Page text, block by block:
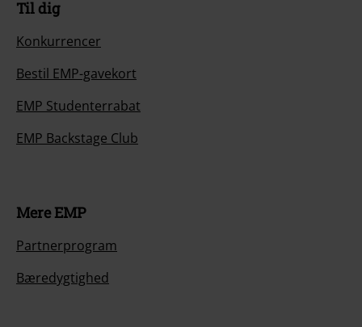
Til dig
Konkurrencer
Bestil EMP-gavekort
EMP Studenterrabat
EMP Backstage Club
Mere EMP
Partnerprogram
Bæredygtighed